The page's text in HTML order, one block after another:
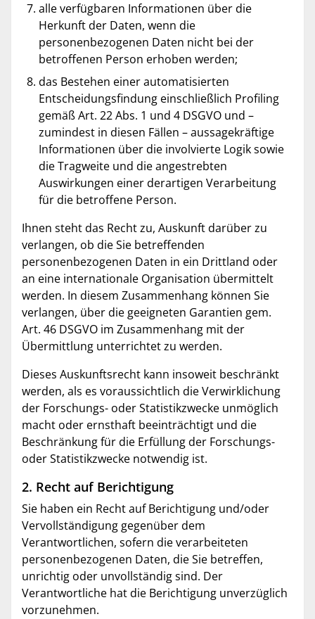
alle verfügbaren Informationen über die
Herkunft der Daten, wenn die
personenbezogenen Daten nicht bei der
betroffenen Person erhoben werden;
das Bestehen einer automatisierten
Entscheidungsfindung einschließlich Profiling
gemäß Art. 22 Abs. 1 und 4 DSGVO und –
zumindest in diesen Fällen – aussagekräftige
Informationen über die involvierte Logik sowie
die Tragweite und die angestrebten
Auswirkungen einer derartigen Verarbeitung
für die betroffene Person.
Ihnen steht das Recht zu, Auskunft darüber zu
verlangen, ob die Sie betreffenden
personenbezogenen Daten in ein Drittland oder
an eine internationale Organisation übermittelt
werden. In diesem Zusammenhang können Sie
verlangen, über die geeigneten Garantien gem.
Art. 46 DSGVO im Zusammenhang mit der
Übermittlung unterrichtet zu werden.
Dieses Auskunftsrecht kann insoweit beschränkt
werden, als es voraussichtlich die Verwirklichung
der Forschungs- oder Statistikzwecke unmöglich
macht oder ernsthaft beeinträchtigt und die
Beschränkung für die Erfüllung der Forschungs-
oder Statistikzwecke notwendig ist.
2. Recht auf Berichtigung
Sie haben ein Recht auf Berichtigung und/oder
Vervollständigung gegenüber dem
Verantwortlichen, sofern die verarbeiteten
personenbezogenen Daten, die Sie betreffen,
unrichtig oder unvollständig sind. Der
Verantwortliche hat die Berichtigung unverzüglich
vorzunehmen.